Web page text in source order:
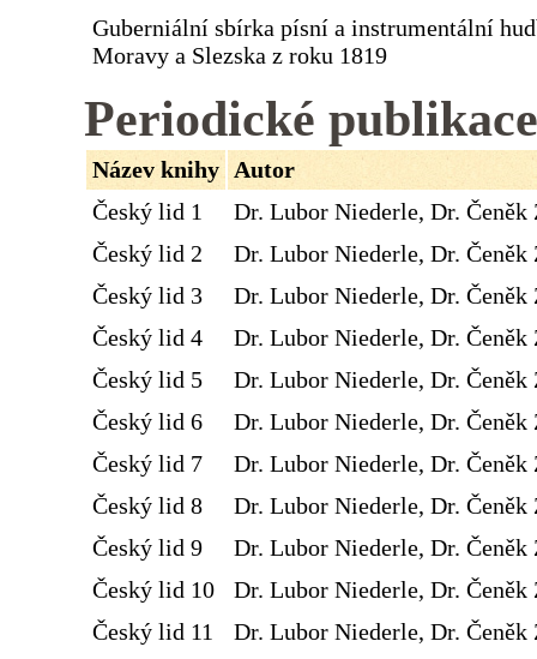
Guberniální sbírka písní a instrumentální
Moravy a Slezska z roku 1819
Periodické publikace
Název knihy Autor
Český lid 1
Dr. Lubor Niederle, Dr. Čeněk
Český lid 2
Dr. Lubor Niederle, Dr. Čeněk
Český lid 3
Dr. Lubor Niederle, Dr. Čeněk
Český lid 4
Dr. Lubor Niederle, Dr. Čeněk
Český lid 5
Dr. Lubor Niederle, Dr. Čeněk
Český lid 6
Dr. Lubor Niederle, Dr. Čeněk
Český lid 7
Dr. Lubor Niederle, Dr. Čeněk
Český lid 8
Dr. Lubor Niederle, Dr. Čeněk
Český lid 9
Dr. Lubor Niederle, Dr. Čeněk
Český lid 10
Dr. Lubor Niederle, Dr. Čeněk
Český lid 11
Dr. Lubor Niederle, Dr. Čeněk